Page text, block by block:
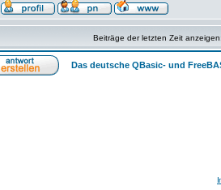
Beiträge der letzten Zeit
Das deutsche QBasic- und